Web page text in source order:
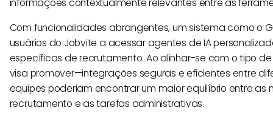
informações contextualmente relevantes entre as
Com funcionalidades abrangentes, um sistema como o
usuários do Jobvite a acessar agentes de IA
específicas de recrutamento. Ao alinhar-se com o tipo
visa promover—integrações seguras e eficientes entre
equipes poderiam encontrar um maior equilíbrio entre as
recrutamento e as tarefas administrativas.